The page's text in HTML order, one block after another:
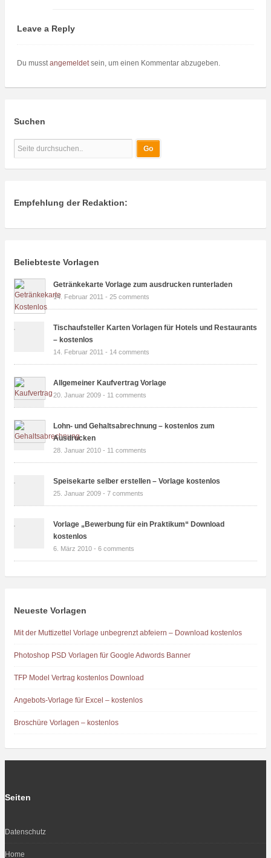
Leave a Reply
Du musstangemeldetsein, um einen Kommentar abzugeben.
Suchen
Empfehlung der Redaktion:
Beliebteste Vorlagen
Getränkekarte Vorlage zum ausdrucken runterladen
14. Februar 2011 - 25 comments
Tischaufsteller Karten Vorlagen für Hotels und Restaurants
– kostenlos
14. Februar 2011 - 14 comments
Allgemeiner Kaufvertrag Vorlage
20. Januar 2009 - 11 comments
Lohn- und Gehaltsabrechnung – kostenlos zum
Ausdrucken
28. Januar 2010 - 11 comments
Speisekarte selber erstellen – Vorlage kostenlos
25. Januar 2009 - 7 comments
Vorlage „Bewerbung für ein Praktikum“ Download
kostenlos
6. März 2010 - 6 comments
Neueste Vorlagen
Mit der Muttizettel Vorlage unbegrenzt abfeiern – Download kostenlos
Photoshop PSD Vorlagen für Google Adwords Banner
TFP Model Vertrag kostenlos Download
Angebots-Vorlage für Excel – kostenlos
Broschüre Vorlagen – kostenlos
Seiten
Datenschutz
Home